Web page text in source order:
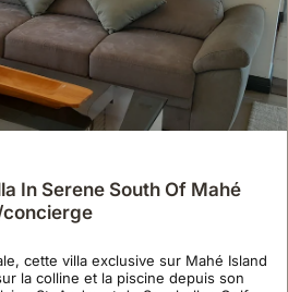
In Serene South Of Mahé
cette villa exclusive sur Mahé Island
la colline et la piscine depuis son